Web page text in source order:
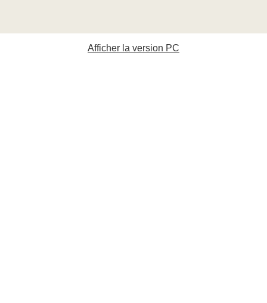
Afficher la version PC